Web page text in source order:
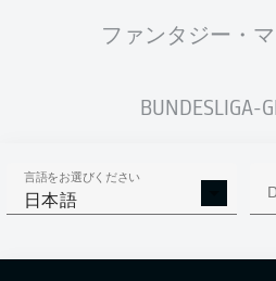
ファンタジー・
BUNDESLIGA-
言語をお選びください
日本語
統計 シーズ